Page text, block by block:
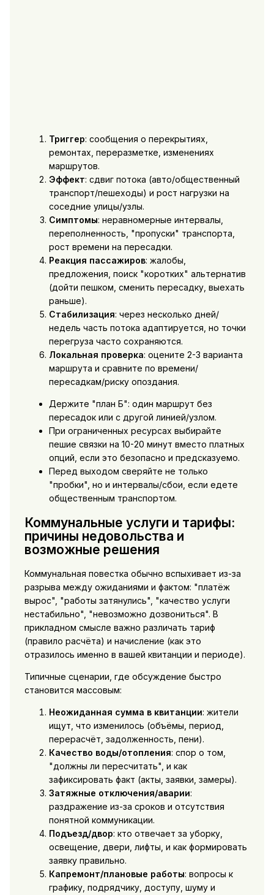
Триггер: сообщения о перекрытиях,
ремонтах, переразметке, изменениях
маршрутов.
Эффект: сдвиг потока (авто/общественный
транспорт/пешеходы) и рост нагрузки на
соседние улицы/узлы.
Симптомы: неравномерные интервалы,
переполненность, "пропуски" транспорта,
рост времени на пересадки.
Реакция пассажиров: жалобы,
предложения, поиск "коротких" альтернатив
(дойти пешком, сменить пересадку, выехать
раньше).
Стабилизация: через несколько дней/
недель часть потока адаптируется, но точки
перегруза часто сохраняются.
Локальная проверка: оцените 2-3 варианта
маршрута и сравните по времени/
пересадкам/риску опоздания.
Держите "план Б": один маршрут без
пересадок или с другой линией/узлом.
При ограниченных ресурсах выбирайте
пешие связки на 10-20 минут вместо платных
опций, если это безопасно и предсказуемо.
Перед выходом сверяйте не только
"пробки", но и интервалы/сбои, если едете
общественным транспортом.
Коммунальные услуги и тарифы:
причины недовольства и
возможные решения
Коммунальная повестка обычно вспыхивает из-за
разрыва между ожиданиями и фактом: "платёж
вырос", "работы затянулись", "качество услуги
нестабильно", "невозможно дозвониться". В
прикладном смысле важно различать тариф
(правило расчёта) и начисление (как это
отразилось именно в вашей квитанции и периоде).
Типичные сценарии, где обсуждение быстро
становится массовым:
Неожиданная сумма в квитанции: жители
ищут, что изменилось (объёмы, период,
перерасчёт, задолженность, пени).
Качество воды/отопления: спор о том,
"должны ли пересчитать", и как
зафиксировать факт (акты, заявки, замеры).
Затяжные отключения/аварии:
раздражение из-за сроков и отсутствия
понятной коммуникации.
Подъезд/двор: кто отвечает за уборку,
освещение, двери, лифты, и как формировать
заявку правильно.
Капремонт/плановые работы: вопросы к
графику, подрядчику, доступу, шуму и